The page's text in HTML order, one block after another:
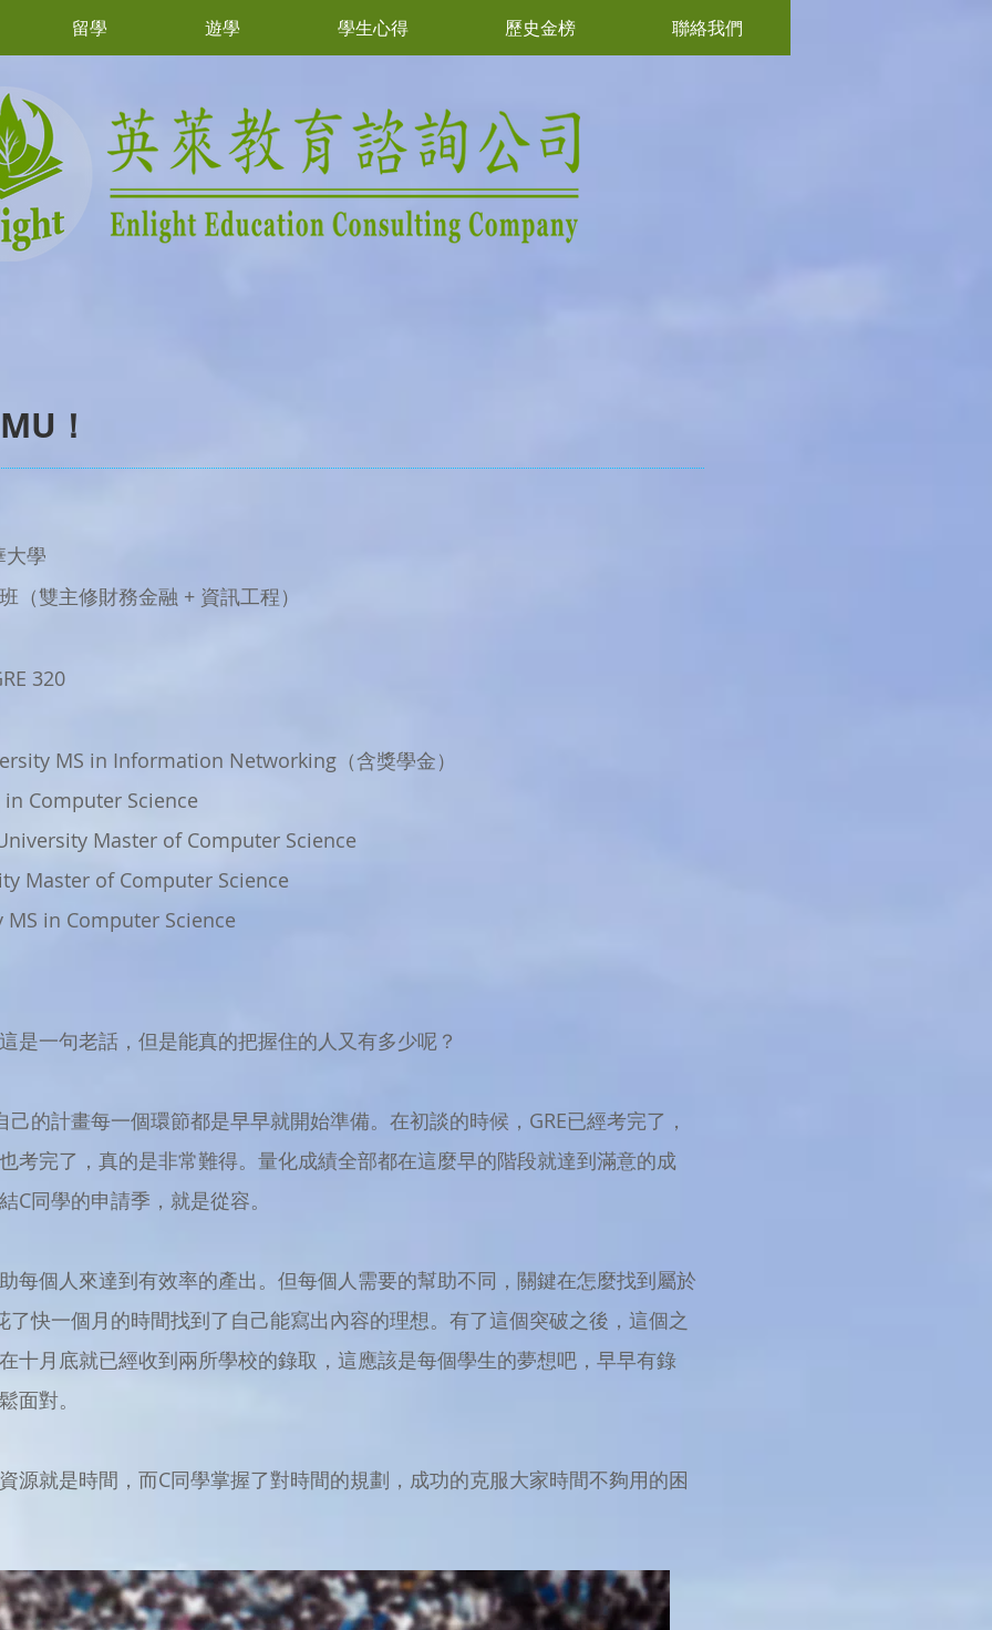
留學 遊學 學生心得 歷史金榜 聯絡我們
！
大學
（雙主修財務金融 + 資訊工程）
320
MS in Information Networking（含獎學金）
Computer Science
Master of Computer Science
Master of Computer Science
in Computer Science
是一句老話，但是能真的把握住的人又有多少呢？
的計畫每一個環節都是早早就開始準備。在初談的時候，GRE已經考完了，
考完了，真的是非常難得。量化成績全部都在這麼早的階段就達到滿意的成
C同學的申請季，就是從容。
每個人來達到有效率的產出。但每個人需要的幫助不同，關鍵在怎麼找到屬於
了快一個月的時間找到了自己能寫出內容的理想。有了這個突破之後，這個之
十月底就已經收到兩所學校的錄取，這應該是每個學生的夢想吧，早早有錄
面對。
源就是時間，而C同學掌握了對時間的規劃，成功的克服大家時間不夠用的困